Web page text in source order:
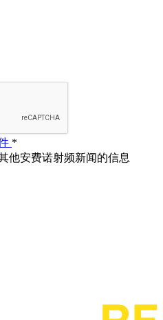
*
他安费诺射频新闻的信息